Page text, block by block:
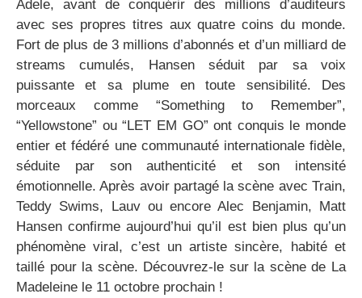
Adele, avant de conquérir des millions d’auditeurs
avec ses propres titres aux quatre coins du monde.
Fort de plus de 3 millions d’abonnés et d’un milliard de
streams cumulés, Hansen séduit par sa voix
puissante et sa plume en toute sensibilité. Des
morceaux comme “Something to Remember”,
“Yellowstone” ou “LET EM GO” ont conquis le monde
entier et fédéré une communauté internationale fidèle,
séduite par son authenticité et son intensité
émotionnelle. Après avoir partagé la scène avec Train,
Teddy Swims, Lauv ou encore Alec Benjamin, Matt
Hansen confirme aujourd’hui qu’il est bien plus qu’un
phénomène viral, c’est un artiste sincère, habité et
taillé pour la scène. Découvrez-le sur la scène de La
Madeleine le 11 octobre prochain !